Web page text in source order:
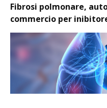
Fibrosi polmonare,
commercio per